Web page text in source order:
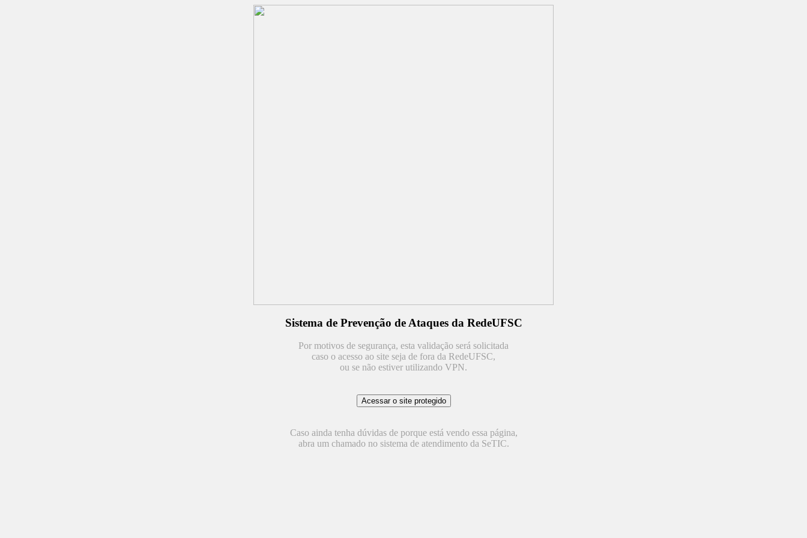
Sistema de Prevenção de Ataques da RedeUFSC
Por motivos de segurança, esta validação será solicitada
caso o acesso ao site seja de fora da RedeUFSC,
ou se não estiver utilizando VPN.
Caso ainda tenha dúvidas de porque está vendo essa página,
abra um chamado no sistema de atendimento da SeTIC.